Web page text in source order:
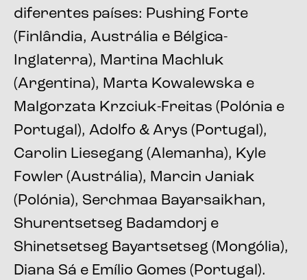
diferentes países: Pushing Forte
(Finlândia, Austrália e Bélgica-
Inglaterra), Martina Machluk
(Argentina), Marta Kowalewska e
Malgorzata Krzciuk-Freitas (Polónia e
Portugal), Adolfo & Arys (Portugal),
Carolin Liesegang (Alemanha), Kyle
Fowler (Austrália), Marcin Janiak
(Polónia), Serchmaa Bayarsaikhan,
Shurentsetseg Badamdorj e
Shinetsetseg Bayartsetseg (Mongólia),
Diana Sá e Emílio Gomes (Portugal).